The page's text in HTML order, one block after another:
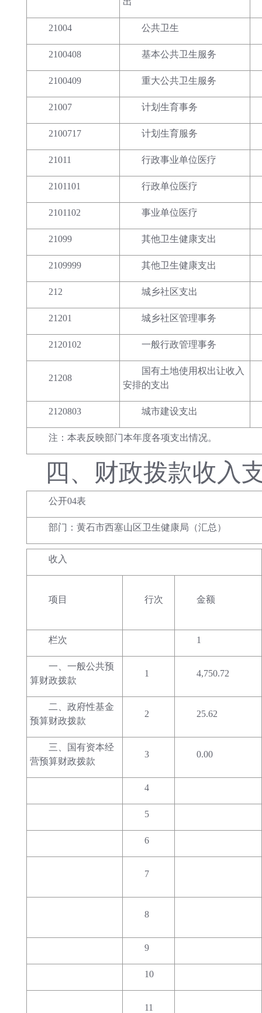
21004 公共卫生
2100408 基本公共卫生服务
2100409 重大公共卫生服务
21007 计划生育事务
2100717 计划生育服务
21011 行政事业单位医疗
2101101 行政单位医疗
2101102 事业单位医疗
21099 其他卫生健康支出
2109999 其他卫生健康支出
212 城乡社区支出
21201 城乡社区管理事务
2120102 一般行政管理事务
21208
国有土地使用权出让收入
安排的支出
2120803 城市建设支出
注：本表反映部门本年度各项支出情况。
四、 财政拨款收入
公开04表
部门：黄石市西塞山区卫生健康局（汇总）
收入
项目 行次 金额
栏次 1
一、一般公共预
算财政拨款
1 4,750.72
二、政府性基金
预算财政拨款
2 25.62
三、国有资本经
营预算财政拨款
3 0.00
4
5
6
7
8
9
10
11